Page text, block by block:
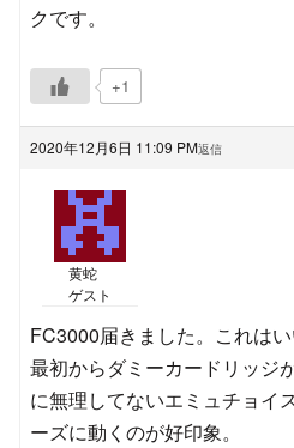
クです。
+1
2020年12月6日 11:09 PM返信
黄蛇
ゲスト
FC3000届きました。これは
最初からダミーカードリッジ
に無理してないエミュチョイ
ーズに動くのが好印象。